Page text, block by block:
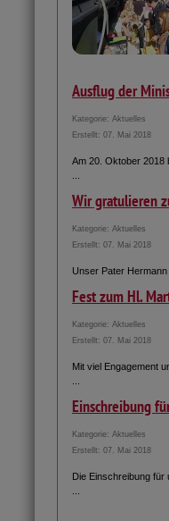
Ausflug der
Kategorie: Aktuelles
Erstellt: 07. Mai 2018
Am 20. Oktober 2018
Wir gratulieren
Kategorie: Aktuelles
Erstellt: 07. Mai 2018
Unser Pater
Fest zum Hl.
Kategorie: Aktuelles
Erstellt: 07. Mai 2018
Mit viel Engagement
Einschreibung
Kategorie: Aktuelles
Erstellt: 07. Mai 2018
Die Einschreibung